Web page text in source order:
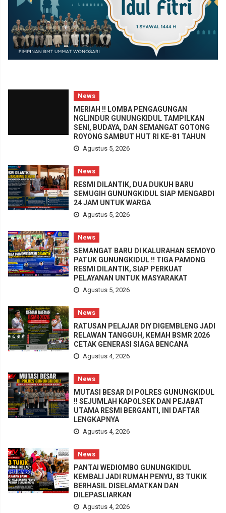
News
MERIAH !! LOMBA PENGAGUNGAN
NGLINDUR GUNUNGKIDUL TAMPILKAN
SENI, BUDAYA, DAN SEMANGAT GOTONG
ROYONG SAMBUT HUT RI KE-81 TAHUN
Agustus 5, 2026
News
RESMI DILANTIK, DUA DUKUH BARU
SEMUGIH GUNUNGKIDUL SIAP MENGABDI
24 JAM UNTUK WARGA
Agustus 5, 2026
News
SEMANGAT BARU DI KALURAHAN SEMOYO
PATUK GUNUNGKIDUL !! TIGA PAMONG
RESMI DILANTIK, SIAP PERKUAT
PELAYANAN UNTUK MASYARAKAT
Agustus 5, 2026
News
RATUSAN PELAJAR DIY DIGEMBLENG JADI
RELAWAN TANGGUH, KEMAH BSMR 2026
CETAK GENERASI SIAGA BENCANA
Agustus 4, 2026
News
MUTASI BESAR DI POLRES GUNUNGKIDUL
!! SEJUMLAH KAPOLSEK DAN PEJABAT
UTAMA RESMI BERGANTI, INI DAFTAR
LENGKAPNYA
Agustus 4, 2026
News
PANTAI WEDIOMBO GUNUNGKIDUL
KEMBALI JADI RUMAH PENYU, 83 TUKIK
BERHASIL DISELAMATKAN DAN
DILEPASLIARKAN
Agustus 4, 2026